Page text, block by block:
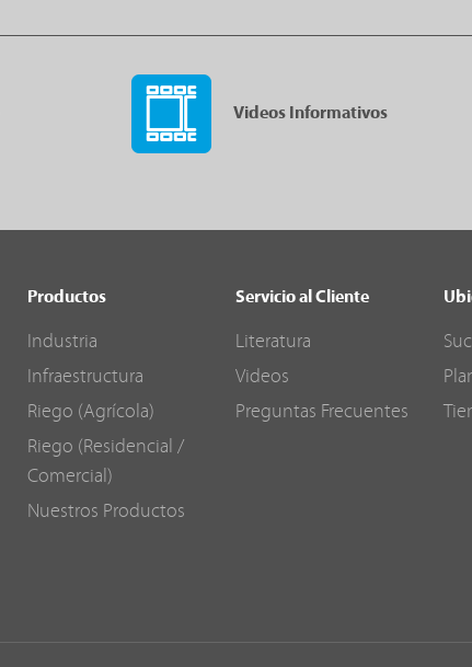
Videos Informativos
Productos
Industria
Infraestructura
Riego (Agrícola)
Riego (Residencial /
Comercial)
Nuestros Productos
Servicio al Cliente
Literatura
Videos
Preguntas Frecuentes